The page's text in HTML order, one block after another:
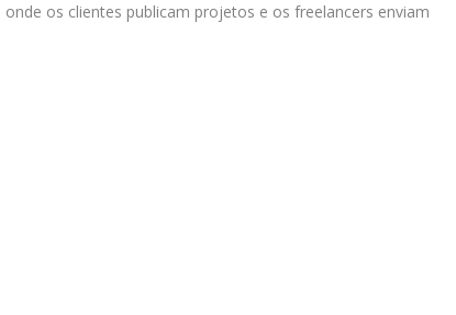
os clientes publicam projetos e os freelancers enviam